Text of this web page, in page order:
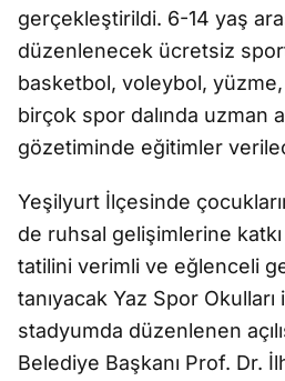
gerçekleştirildi. 6-14 yaş
düzenlenecek ücretsiz
basketbol, voleybol,
birçok spor dalında uzman
gözetiminde eğitimler
Yeşilyurt İlçesinde
de ruhsal gelişimlerine
tatilini verimli ve eğlenceli
tanıyacak Yaz Spor
stadyumda düzenlenen
Belediye Başkanı Prof. Dr.